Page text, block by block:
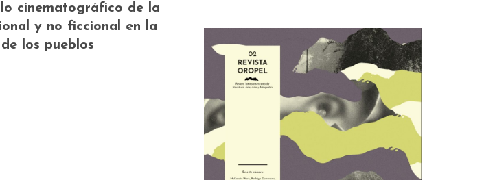
cinematográfico de la
y no ficcional en la
los pueblos